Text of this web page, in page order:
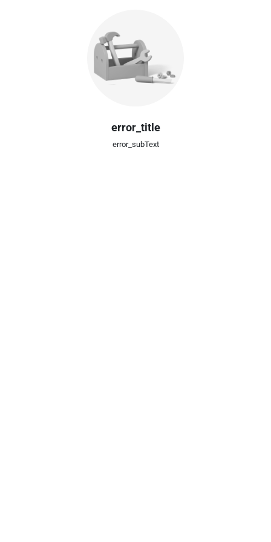
error_title
error_subText